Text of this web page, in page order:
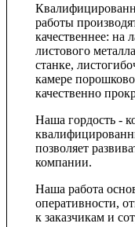
работы
качественнее: на
листового
станке,
камере
качественно
Наша гордость -
позволяет
компании.
Наша работа
оперативности,
к заказчикам и